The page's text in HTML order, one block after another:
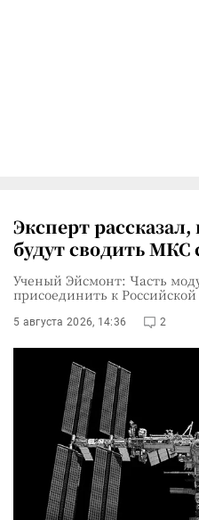
Эксперт
будут сводить МКС
Ученый Эйсмонт: Часть
присоединить к
5 августа 2026, 14:36 2